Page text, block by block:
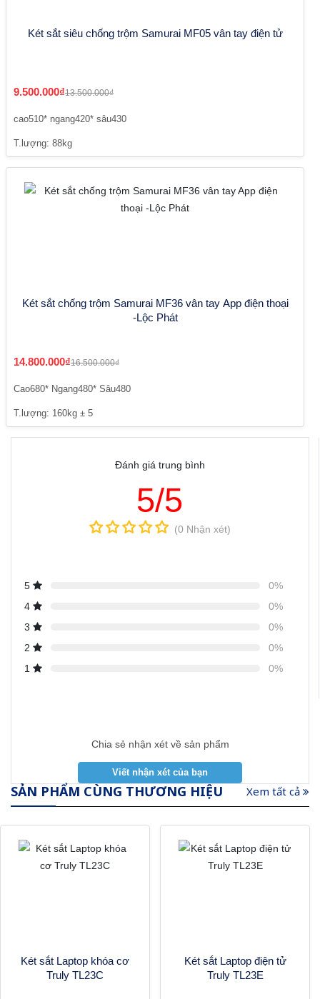
Két sắt siêu chống trộm Samurai MF05 vân tay điện tử
9.500.000₫13.500.000₫
cao510* ngang420* sâu430
T.lượng: 88kg
Két sắt chống trộm Samurai MF36 vân tay App điện thoại
-Lộc Phát
14.800.000₫16.500.000₫
Cao680* Ngang480* Sâu480
T.lượng: 160kg ± 5
Đánh giá trung bình
5/5
(0 Nhận xét)
5
0%
4
0%
3
0%
2
0%
1
0%
Chia sẻ nhận xét về sản phẩm
SẢN PHẨM CÙNG THƯƠNG HIỆU Xem tất cả
Két sắt Laptop khóa cơ
Truly TL23C
Két sắt Laptop điện tử
Truly TL23E